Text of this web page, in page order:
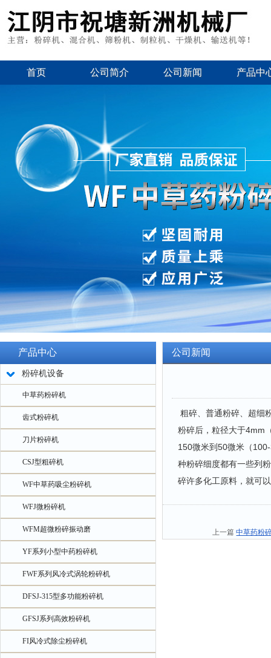
首页 公司简介 公司新闻 产品中
产品中心
粉碎机设备
中草药粉碎机
齿式粉碎机
刀片粉碎机
CSJ型粗碎机
WF中草药吸尘粉碎机
WFJ微粉碎机
WFM超微粉碎振动磨
YF系列小型中药粉碎机
FWF系列风冷式涡轮粉碎机
DFSJ-315型多功能粉碎机
GFSJ系列高效粉碎机
FI风冷式除尘粉碎机
公司新闻
粗碎、普通粉碎、超细
粉碎后，粒径大于4mm
150微米到50微米（
种粉碎细度都有一些列
碎许多化工原料，就可
上一篇中草药粉